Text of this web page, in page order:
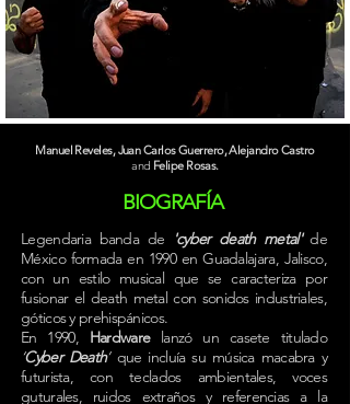
Manuel Reveles, Juan Carlos Guerrero,Alejandro Castro
and Felipe Rosas.
BIOGRAFÍA
Legendaria banda de 'cyber death metal'de
México formada en 1990 en Guadalajara, Jalisco,
con un estilo musical que se caracteriza por
fusionar el death metal con sonidos industriales,
góticos y prehispánicos.
En 1990, Hardware lanzó un casete titulado
‘Cyber Death’ que incluía su música macabra y
futurista, con teclados ambientales, voces
guturales, ruidos extraños y referencias a la